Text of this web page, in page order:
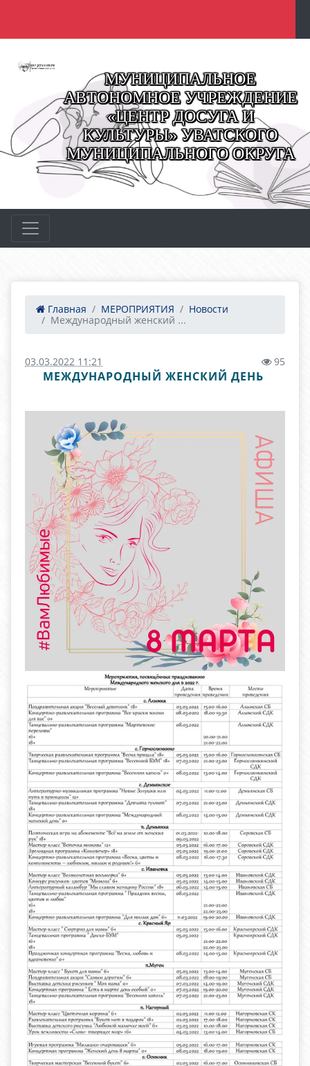
МУНИЦИПАЛЬНОЕ
АВТОНОМНОЕ УЧРЕЖДЕНИЕ
«ЦЕНТР ДОСУГА И
КУЛЬТУРЫ» УВАТСКОГО
МУНИЦИПАЛЬНОГО ОКРУГА
Главная МЕРОПРИЯТИЯ
Новости
Международный женский ...
03.03.2022 11:21 95
МЕЖДУНАРОДНЫЙ ЖЕНСКИЙ ДЕНЬ